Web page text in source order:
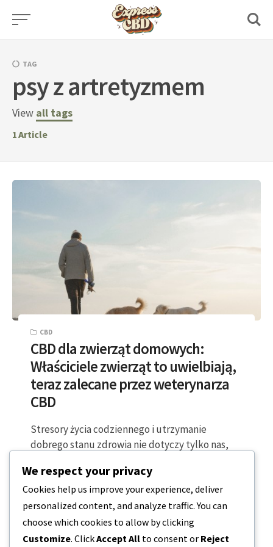
Skip
TAG
psy z artretyzmem
View all tags
1Article
CBD
CBD dla zwierząt domowych:
Właściciele zwierząt to uwielbiają,
teraz zalecane przez weterynarza
CBD
Stresory życia codziennego i utrzymanie
dobrego stanu zdrowia nie dotyczy tylko nas,
nasi mali…
2 MINUTY CZYTANIA 2023-04-08
We respect your privacy
Cookies help us improve your experience, deliver
personalized content, and analyze traffic. You can
choose which cookies to allow by clicking
Customize. ClickAccept All to consent or Reject